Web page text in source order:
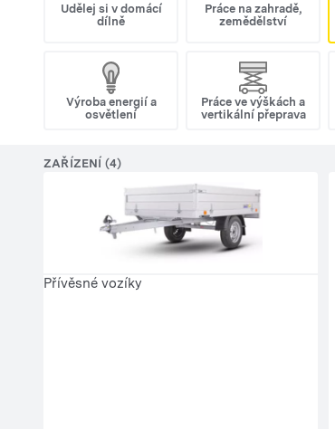
Udělej si v domácí
dílně
Práce na zahradě,
zemědělství
Výroba energií a
osvětlení
Práce ve výškách a
vertikální přeprava
ZAŘÍZENÍ (4)
Přívěsné vozíky